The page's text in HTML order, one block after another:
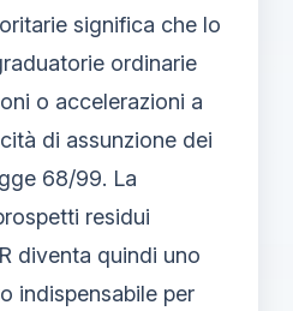
significa che lo
ordinarie
o accelerazioni a
di assunzione dei
68/99. La
residui
diventa quindi uno
indispensabile per